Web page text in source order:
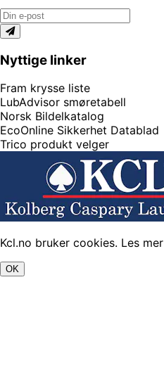
Nyttige linker
Fram krysse liste
LubAdvisor smøretabell
Norsk Bildelkatalog
EcoOnline Sikkerhet Datablad
Trico produkt velger
Kcl.no bruker cookies. Les mer
OK